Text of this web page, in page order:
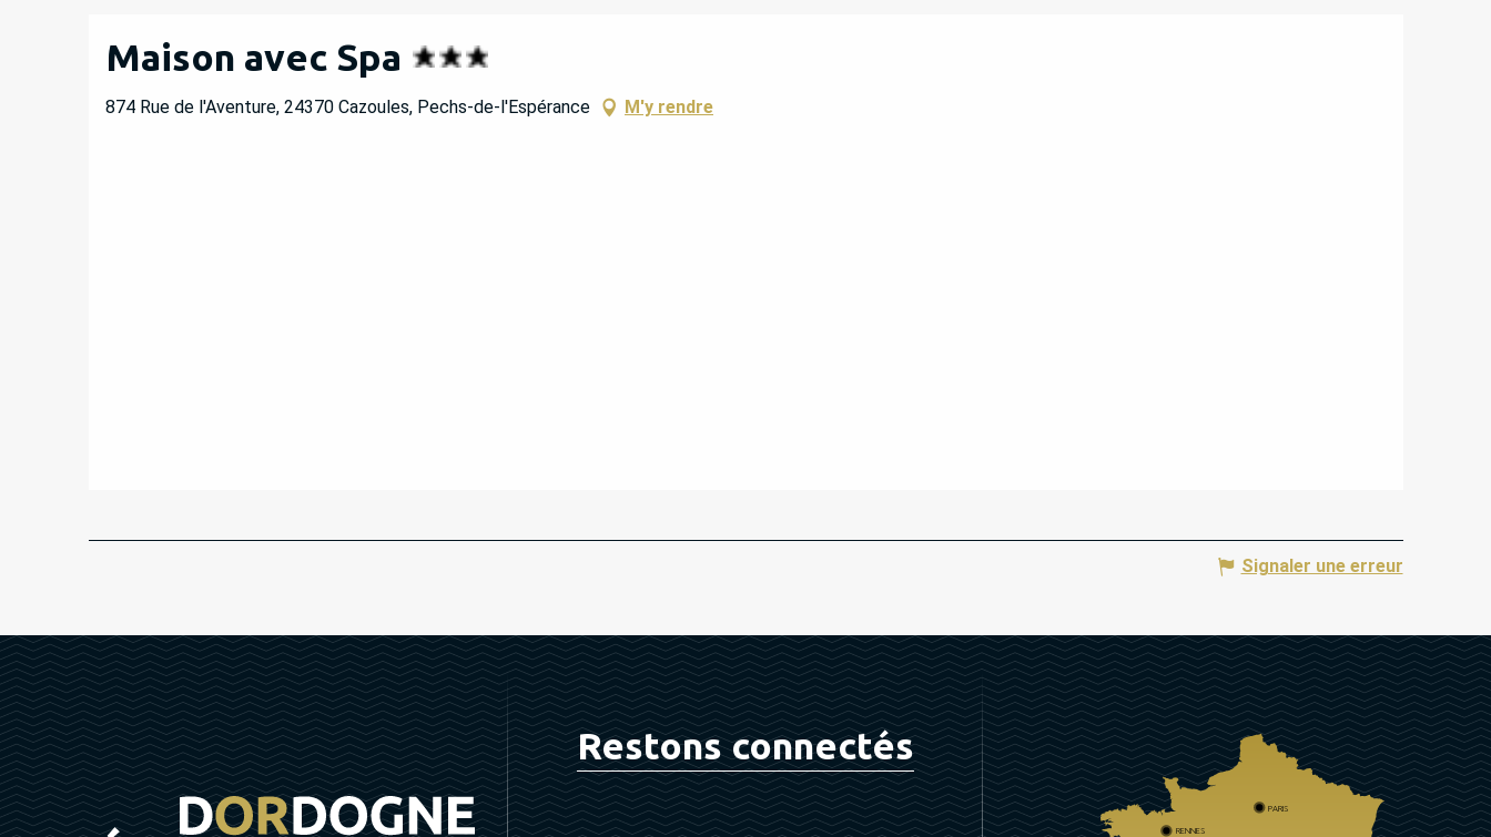
Maison avec Spa
874 Rue de l'Aventure, 24370 Cazoules, Pechs-de-l'Espérance M'y rendre
Signaler une erreur
Restons connectés
PARIS
RENNES